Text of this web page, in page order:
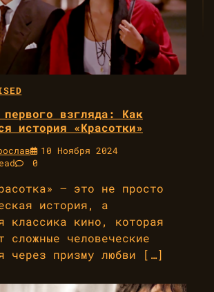
взгляда: Как
история «Красотки»
10 Ноября 2024
0
— это не просто
история, а
классика кино, которая
сложные человеческие
через призму любви […]